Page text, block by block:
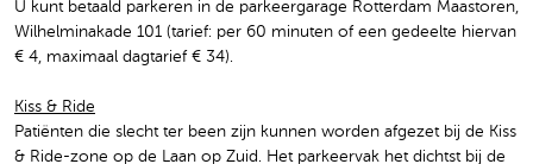
U kunt betaald parkeren in de parkeergarage Rotterdam Maastoren,
Wilhelminakade 101 (tarief: per 60 minuten of een gedeelte hiervan
€ 4, maximaal dagtarief € 34).
Kiss & Ride
Patiënten die slecht ter been zijn kunnen worden afgezet bij de Kiss
& Ride-zone op de Laan op Zuid. Het parkeervak het dichtst bij de